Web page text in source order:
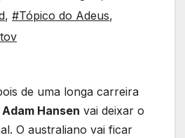
, #Tópico do Adeus,
de uma longa carreira
Adam Hansen vai deixar o
O australiano vai ficar